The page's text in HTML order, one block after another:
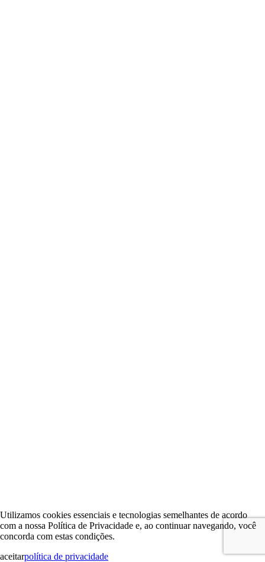
Utilizamos cookies essenciais e tecnologias semelhantes de acordo
com a nossa Política de Privacidade e, ao continuar navegando, você
concorda com estas condições.
aceitarpolítica de privacidade